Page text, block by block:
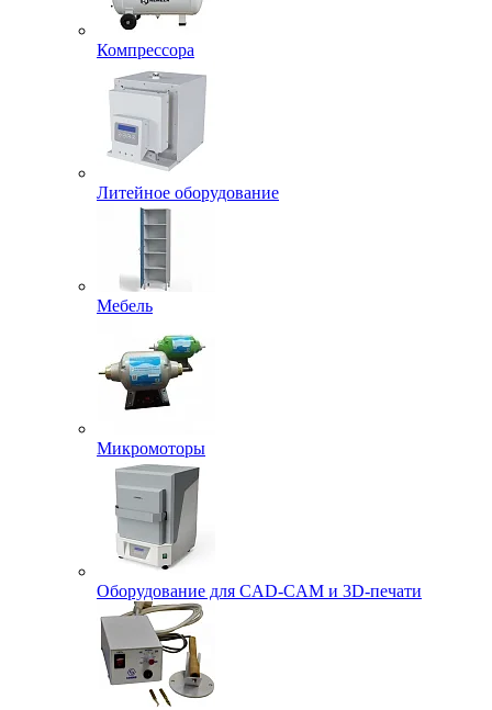
Компрессора
Литейное оборудование
Мебель
Микромоторы
Оборудование для CAD-CAM и 3D-печати